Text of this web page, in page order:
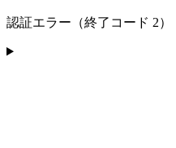
認証エラー（終了コード 2）